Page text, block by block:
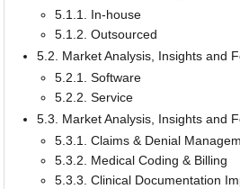
5.1.1. In-house
5.1.2. Outsourced
5.2. Market Analysis, Insights and
5.2.1. Software
5.2.2. Service
5.3. Market Analysis, Insights and
5.3.1. Claims & Denial
5.3.2. Medical Coding & Billing
5.3.3. Clinical Documentation